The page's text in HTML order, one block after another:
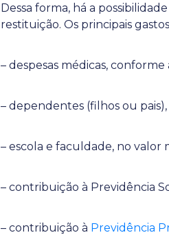
Dessa forma, há a
restituição. Os principais
– despesas médicas,
– dependentes (filhos ou
– escola e faculdade, no valor
– contribuição à Previdência
– contribuição à Previdência